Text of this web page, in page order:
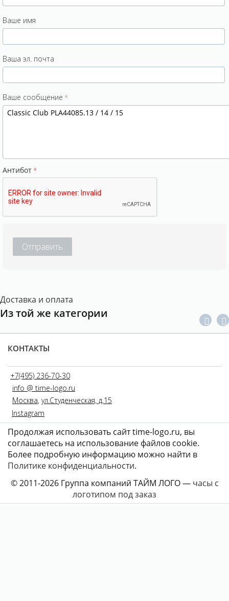
Ваше имя
Ваша эл. почта
Ваше сообщение
Антибот
Отправить
Доставка и оплата
Из той же категории
КОНТАКТЫ
+7(495) 236-70-30
info @ time-logo.ru
Москва, ул.Студенческая, д.15
Instagram
Продолжая использовать сайт time-logo.ru, вы
соглашаетесь на использование файлов coоkie.
Более подробную информацию можно найти в
Политике конфиденциальности.
© 2011-2026 Группа компаний ТАЙМ ЛОГО — часы с
логотипом под заказ